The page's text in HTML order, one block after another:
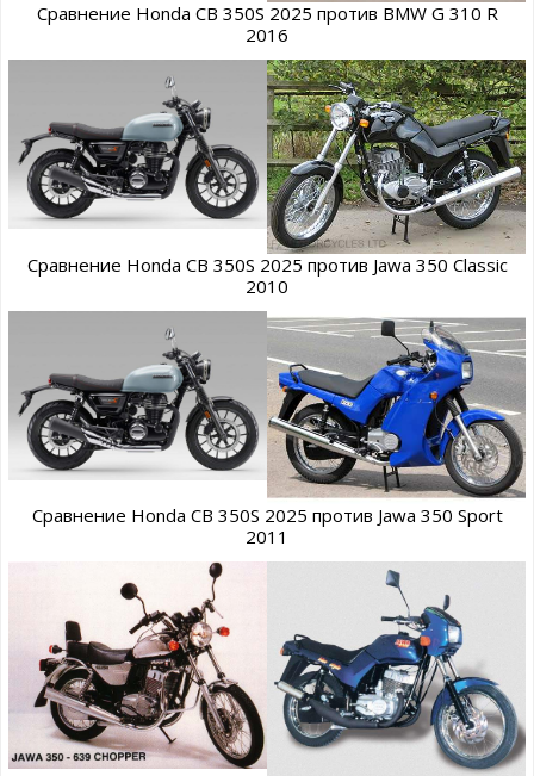
Сравнение Honda CB 350S 2025 против BMW G 310 R
2016
Сравнение Honda CB 350S 2025 против Jawa 350 Classic
2010
Сравнение Honda CB 350S 2025 против Jawa 350 Sport
2011